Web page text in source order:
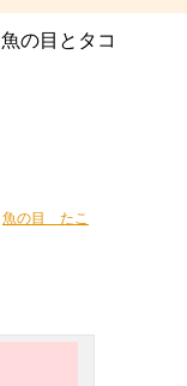
魚の目とタコ
魚の目 たこ